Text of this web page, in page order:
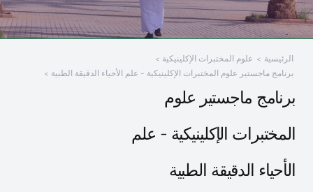
الرئيسية
علوم المختبرات الإكلينيكية
برنامج ماجستير علوم المختبرات الإكلينيكية - علم الأحياء الدقيقة الطبية
برنامج ماجستير علوم
المختبرات الإكلينيكية - علم
الأحياء الدقيقة الطبية